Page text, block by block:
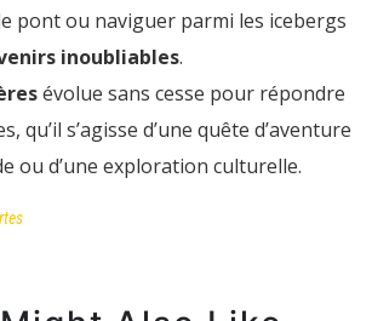
pont ou naviguer parmi les icebergs
inoubliables.
évolue sans cesse pour répondre
qu’il s’agisse d’une quête d’aventure
ou d’une exploration culturelle.